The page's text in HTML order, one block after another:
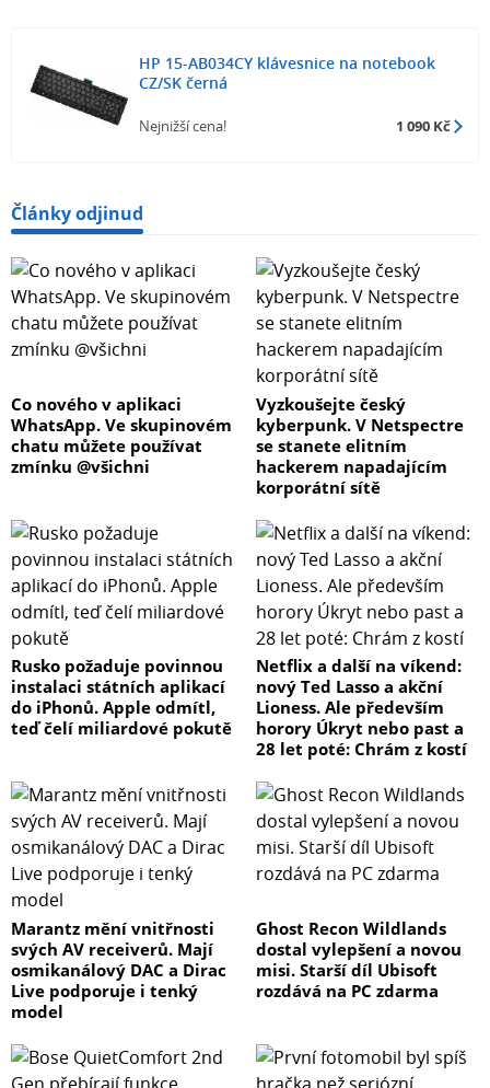
HP 15-AB034CY klávesnice na notebook
CZ/SK černá
Nejnižší cena! 1 090 Kč
Články odjinud
Co nového v aplikaci
WhatsApp. Ve skupinovém
chatu můžete používat
zmínku @všichni
Vyzkoušejte český
kyberpunk. V Netspectre
se stanete elitním
hackerem napadajícím
korporátní sítě
Rusko požaduje povinnou
instalaci státních aplikací
do iPhonů. Apple odmítl,
teď čelí miliardové pokutě
Netflix a další na víkend:
nový Ted Lasso a akční
Lioness. Ale především
horory Úkryt nebo past a
28 let poté: Chrám z kostí
Marantz mění vnitřnosti
svých AV receiverů. Mají
osmikanálový DAC a Dirac
Live podporuje i tenký
model
Ghost Recon Wildlands
dostal vylepšení a novou
misi. Starší díl Ubisoft
rozdává na PC zdarma